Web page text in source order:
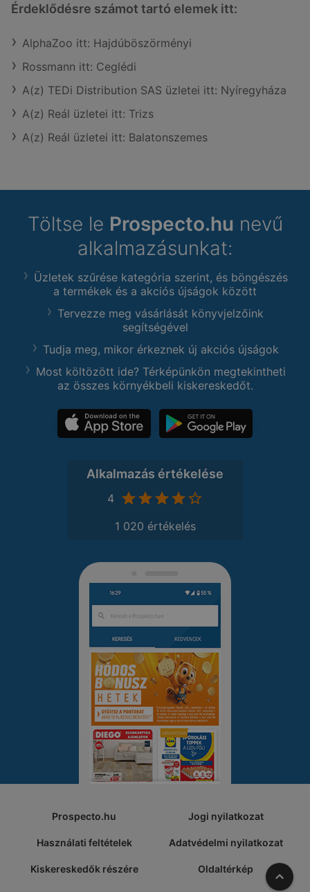
Érdeklődésre számot tartó elemek itt:
AlphaZoo itt: Hajdúböszörményi
Rossmann itt: Ceglédi
A(z) TEDi Distribution SAS üzletei itt: Nyíregyháza
A(z) Reál üzletei itt: Trizs
A(z) Reál üzletei itt: Balatonszemes
Töltse le Prospecto.hu nevű
alkalmazásunkat:
Üzletek szűrése kategória szerint, és böngészés
a termékek és a akciós újságok között
Tervezze meg vásárlását könyvjelzőink
segítségével
Tudja meg, mikor érkeznek új akciós újságok
Most költözött ide? Térképünkön megtekintheti
az összes környékbeli kiskereskedőt.
Alkalmazás értékelése
4
1 020 értékelés
Prospecto.hu Jogi nyilatkozat
Használati feltételek Adatvédelmi nyilatkozat
Kiskereskedők részére Oldaltérkép A